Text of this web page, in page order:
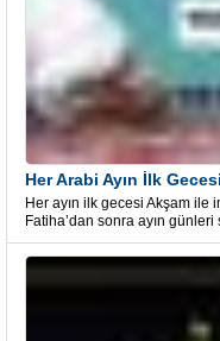
Her ayın ilk gecesi Akşam ile
Fatiha’dan sonra ayın günleri